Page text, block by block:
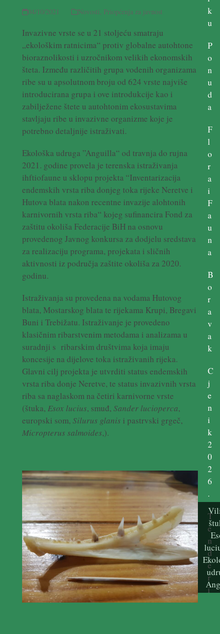
04/10/2021 Novosti, Priopćenja za javnost
Invazivne vrste se u 21 stoljeću smatraju
„ekološkim ratnicima“ protiv globalne autohtone
bioraznolikosti i uzročnikom velikih ekonomskih
šteta. Između različitih grupa vodenih organizama
ribe su u apsolutnom broju od 624 vrste najviše
introducirana grupa i ove introdukcije kao i
zabilježene štete u autohtonim ekosustavima
stavljaju ribe u invazivne organizme koje je
potrebno detaljnije istraživati.
Ekološka udruga ”Anguilla“ od travnja do rujna
2021. godine provela je terenska istraživanja
ihftiofaune u sklopu projekta “Inventarizacija
endemskih vrsta riba donjeg toka rijeke Neretve i
Hutova blata nakon recentne invazije alohtonih
karnivornih vrsta riba“ kojeg sufinancira Fond za
zaštitu okoliša Federacije BiH na osnovu
provedenog Javnog konkursa za dodjelu sredstava
za realizaciju programa, projekata i sličnih
aktivnosti iz područja zaštite okoliša za 2020.
godinu.
Istraživanja su provedena na vodama Hutovog
blata, Mostarskog blata te rijekama Krupi, Bregavi
Buni i Trebižatu. Istraživanje je provedeno
klasičnim ribarstvenim metodama i analizama u
suradnji s ribarskim društvima koja imaju
koncesije na dijelove toka istraživanih rijeka.
Glavni cilj projekta je utvrditi status endemskih
vrsta riba donje Neretve, te status invazivnih vrsta
riba sa naglaskom na četiri karnivorne vrste
(štuka, Esox lucius, smuđ, Sander lucioperca,
europski som, Silurus glanis i pastrvski grgeč,
Micropterus salmoides,).
k
u
P
o
n
u
d
a
F
l
o
r
a
i
F
a
u
n
a
B
o
r
a
v
a
k
C
j
e
n
i
k
2
0
2
6
.
T
e
n
d
e
r
i